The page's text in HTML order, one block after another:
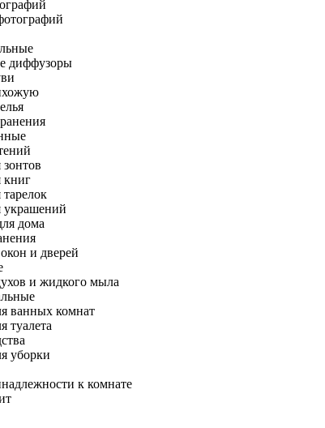
диффузоры
книг
украшений
дома
и дверей
и жидкого мыла
ванных комнат
туалета
уборки
к комнате